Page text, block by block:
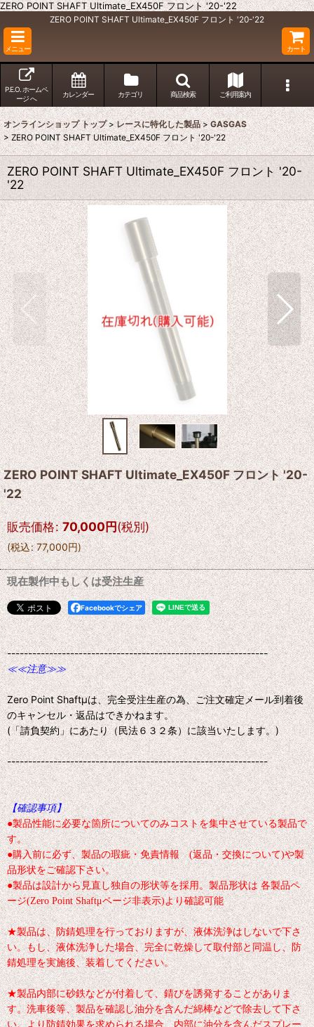
ZERO POINT SHAFT Ultimate_EX450F フロント '20-'22
ZERO POINT SHAFT Ultimate_EX450F フロント '20-'22
メニュー カート
P.E.O. ホームペ
ージ へ
カレンダー カテゴリ 商品検索 ご利用案内
オンラインショップ トップ > レースに特化した製品 > GASGAS
> ZERO POINT SHAFT Ultimate_EX450F フロント '20-'22
ZERO POINT SHAFT Ultimate_EX450F フロント '20-
'22
ZERO POINT SHAFT Ultimate_EX450F フロント '20-
'22
販売価格: 70,000円(税別)
(税込: 77,000円)
現在製作中もしくは受注生産
Facebookでシェア
--------------------------------------------------------------
≪≪注意≫≫
Zero Point Shaftμは、完全受注生産の為、ご注文確定メール到着後
のキャンセル・返品はできかねます。
(「請負契約」にあたり（民法６３２条）に該当いたします。)
--------------------------------------------------------------
【確認事項】
●製品性能に必要な箇所についてのみコストを集中させている製品で
す。
●購入前に必ず、製品の瑕疵・免責情報 (返品・交換について)や製
品形状をご確認下さい。
●製品は設計から見直し独自の形状等を採用。製品形状は 各製品ペ
ージ(Zero Point Shaftμページ非表示)より確認可能
★製品は、防錆処理を行っておりますが、液体洗浄はしないで下さ
い。もし、液体洗浄した場合、完全に乾燥して取付部と同温し、防
錆処理を実施後、装着してください。
★製品内部に砂鉄などが付着して、錆びを誘発することがありま
す。洗車後等、製品を確認し油分を含んだ綿棒などで除去して下さ
い。より防錆効果を求められる場合、内部に油分を含んだスプレー